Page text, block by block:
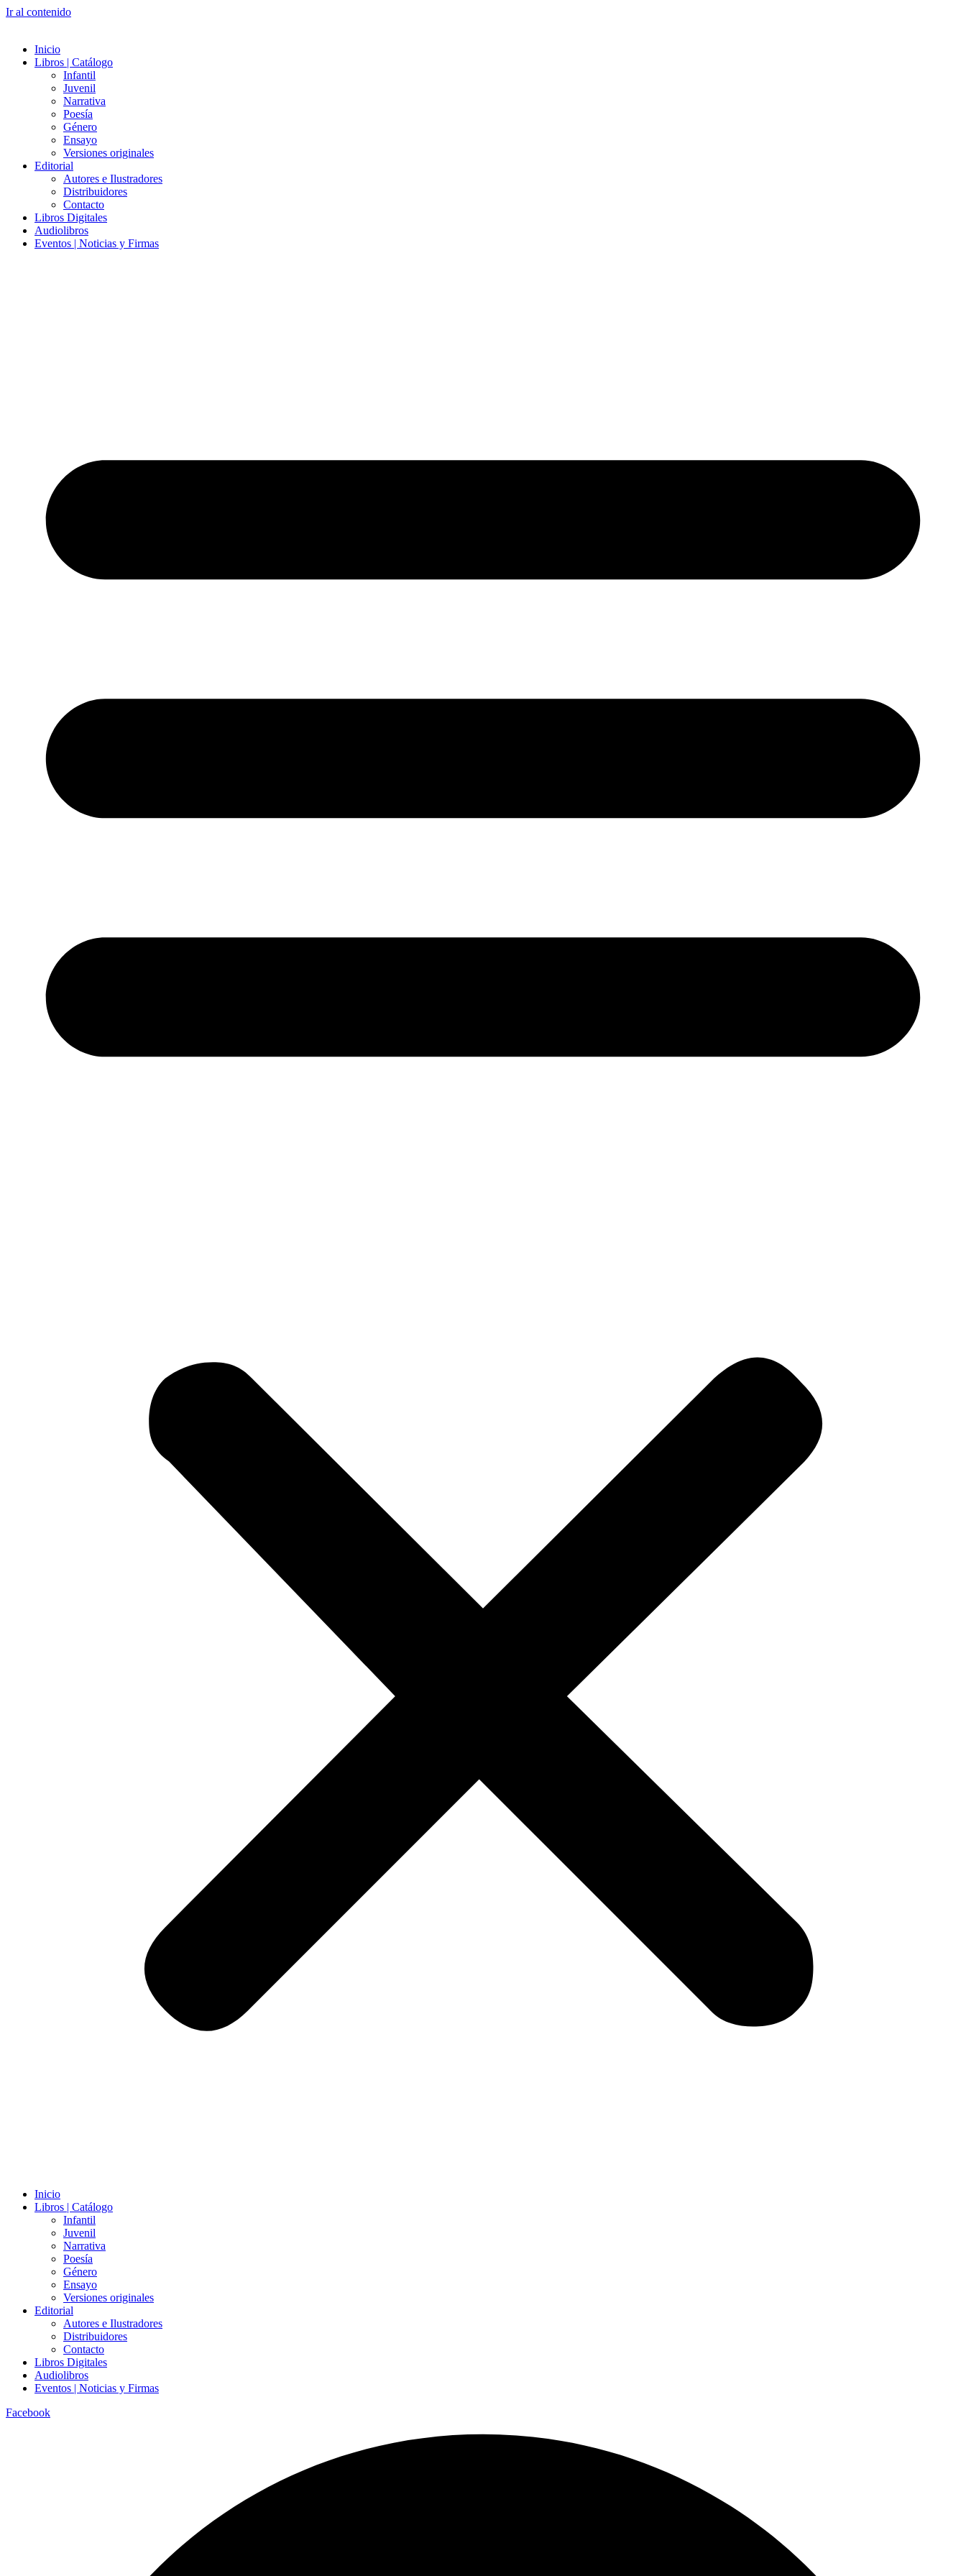
Ir al contenido
Inicio
Libros | Catálogo
Infantil
Juvenil
Narrativa
Poesía
Género
Ensayo
Versiones originales
Editorial
Autores e Ilustradores
Distribuidores
Contacto
Libros Digitales
Audiolibros
Eventos | Noticias y Firmas
Inicio
Libros | Catálogo
Infantil
Juvenil
Narrativa
Poesía
Género
Ensayo
Versiones originales
Editorial
Autores e Ilustradores
Distribuidores
Contacto
Libros Digitales
Audiolibros
Eventos | Noticias y Firmas
Facebook